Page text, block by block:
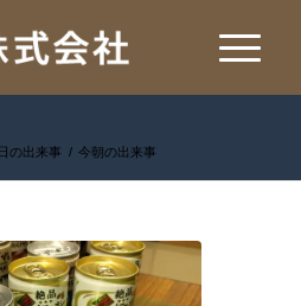
の出来事 / 今朝の出来事